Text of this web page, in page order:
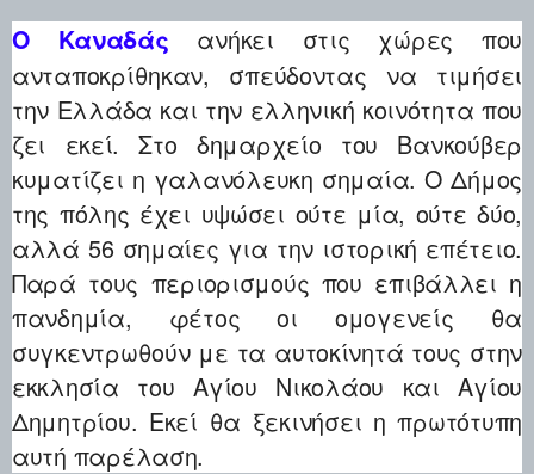
Ο Καναδάς ανήκει στις χώρες που
ανταποκρίθηκαν, σπεύδοντας να τιμήσει
την Ελλάδα και την ελληνική κοινότητα που
ζει εκεί. Στο δημαρχείο του Βανκούβερ
κυματίζει η γαλανόλευκη σημαία. Ο Δήμος
της πόλης έχει υψώσει ούτε μία, ούτε δύο,
αλλά 56 σημαίες για την ιστορική επέτειο.
Παρά τους περιορισμούς που επιβάλλει η
πανδημία, φέτος οι ομογενείς θα
συγκεντρωθούν με τα αυτοκίνητά τους στην
εκκλησία του Αγίου Νικολάου και Αγίου
Δημητρίου. Εκεί θα ξεκινήσει η πρωτότυπη
αυτή παρέλαση.